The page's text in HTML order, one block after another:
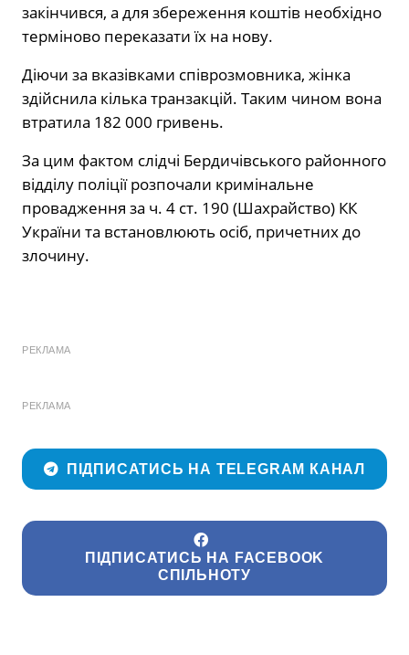
закінчився, а для збереження коштів необхідно
терміново переказати їх на нову.
Діючи за вказівками співрозмовника, жінка
здійснила кілька транзакцій. Таким чином вона
втратила 182 000 гривень.
За цим фактом слідчі Бердичівського районного
відділу поліції розпочали кримінальне
провадження за ч. 4 ст. 190 (Шахрайство) КК
України та встановлюють осіб, причетних до
злочину.
РЕКЛАМА
РЕКЛАМА
ПІДПИСАТИСЬ НА TELEGRAM КАНАЛ
ПІДПИСАТИСЬ НА FACEBOOK
СПІЛЬНОТУ